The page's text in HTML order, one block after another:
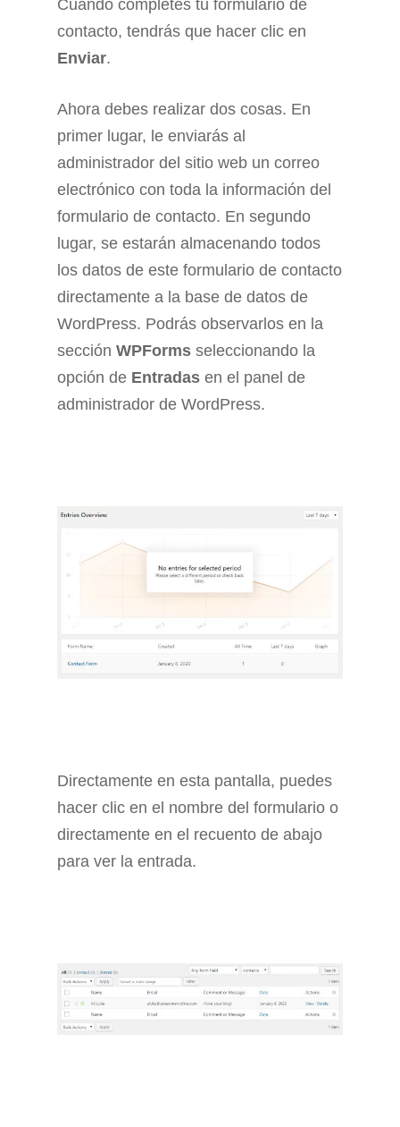
Cuando completes tu formulario de
contacto, tendrás que hacer clic en
Enviar.
Ahora debes realizar dos cosas. En
primer lugar, le enviarás al
administrador del sitio web un correo
electrónico con toda la información del
formulario de contacto. En segundo
lugar, se estarán almacenando todos
los datos de este formulario de contacto
directamente a la base de datos de
WordPress. Podrás observarlos en la
sección WPForms seleccionando la
opción de Entradas en el panel de
administrador de WordPress.
Directamente en esta pantalla, puedes
hacer clic en el nombre del formulario o
directamente en el recuento de abajo
para ver la entrada.